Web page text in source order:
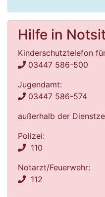
Hilfe in
Kinderschutztelefon
03447 586-500
Jugendamt:
03447 586-574
außerhalb der
Polizei:
110
Notarzt/Feuerwehr:
112